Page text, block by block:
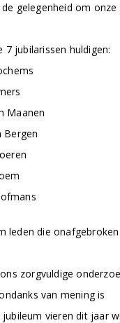
gelegenheid om onze
jubilarissen huldigen:
Maanen
Bergen
leden die
zorgvuldige
van mening is
vieren dit jaar